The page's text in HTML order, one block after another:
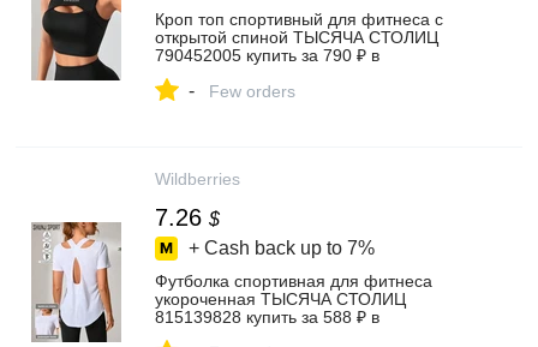
Кроп топ спортивный для фитнеса с
открытой спиной ТЫСЯЧА СТОЛИЦ
790452005 купить за 790 ₽ в
- Few orders
Wildberries
7.26 $
+ Cash back up to 7%
Футболка спортивная для фитнеса
укороченная ТЫСЯЧА СТОЛИЦ
815139828 купить за 588 ₽ в